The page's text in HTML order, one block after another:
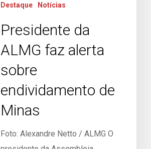
Destaque Notícias
Presidente da
ALMG faz alerta
sobre
endividamento de
Minas
Foto: Alexandre Netto / ALMG O